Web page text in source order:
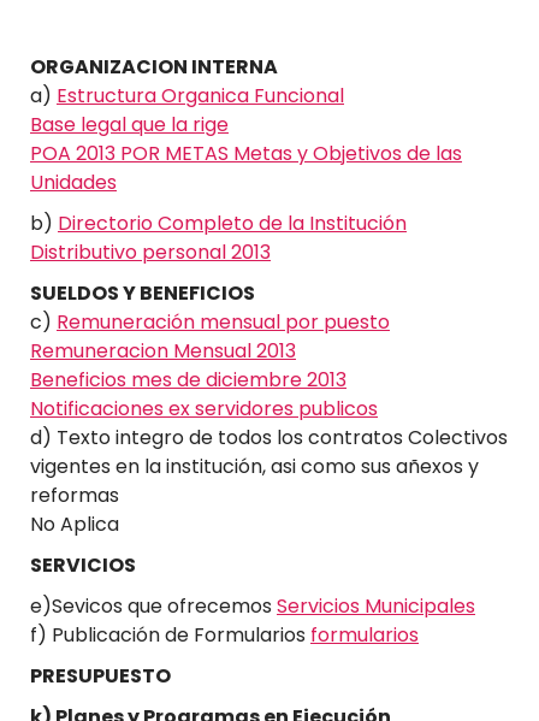
ORGANIZACION INTERNA
a) Estructura Organica Funcional
Base legal que la rige
POA 2013 POR METAS Metas y Objetivos de las
Unidades
b) Directorio Completo de la Institución
Distributivo personal 2013
SUELDOS Y BENEFICIOS
c) Remuneración mensual por puesto
Remuneracion Mensual 2013
Beneficios mes de diciembre 2013
Notificaciones ex servidores publicos
d) Texto integro de todos los contratos Colectivos
vigentes en la institución, asi como sus añexos y
reformas
No Aplica
SERVICIOS
e)Sevicos que ofrecemos Servicios Municipales
f) Publicación de Formularios formularios
PRESUPUESTO